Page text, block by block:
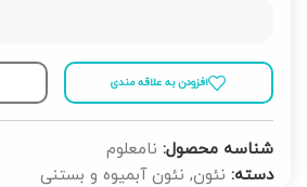
افزودن به علاقه مندی
شناسه محصول: نامعلوم
دسته: نئون, نئون آبمیوه و بستنی